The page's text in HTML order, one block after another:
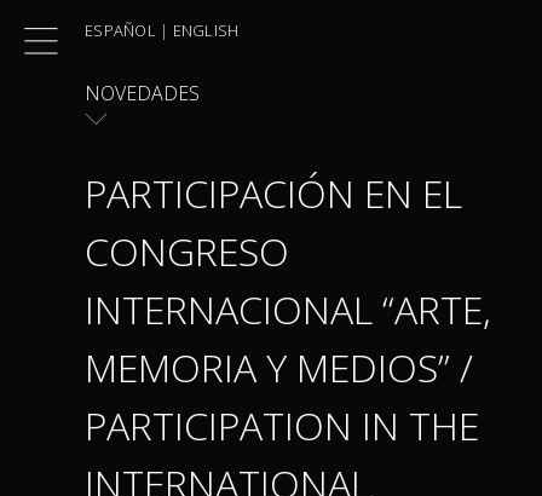
ESPAÑOL| ENGLISH
NOVEDADES
PARTICIPACIÓN EN EL
CONGRESO
INTERNACIONAL “ARTE,
MEMORIA Y MEDIOS” /
PARTICIPATION IN THE
INTERNATIONAL